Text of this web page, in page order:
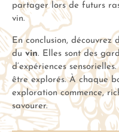
partager lors de futurs
vin.
En conclusion, découvrez
du vin. Elles sont des
d’expériences
être explorés. À chaque
exploration commence,
savourer.